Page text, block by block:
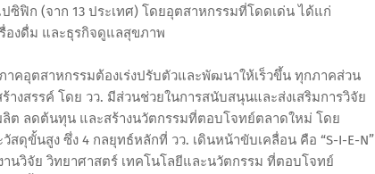
ซิฟิก (จาก 13 ประเทศ) โดยอุตสาหกรรมที่โดดเด่น ได้แก่
องดื่ม และธุรกิจดูแลสุขภาพ
คอุตสาหกรรมต้องเร่งปรับตัวและพัฒนาให้เร็วขึ้น ทุกภาคส่วน
งสรรค์ โดย วว. มีส่วนช่วยในการสนับสนุนและส่งเสริมการวิจัย
ต ลดต้นทุน และสร้างนวัตกรรมที่ตอบโจทย์ตลาดใหม่ โดย
ดุขั้นสูง ซึ่ง 4 กลยุทธ์หลักที่ วว. เดินหน้าขับเคลื่อน คือ “S-I-E-N”
านวิจัย วิทยาศาสตร์ เทคโนโลยีและนวัตกรรม ที่ตอบโจทย์